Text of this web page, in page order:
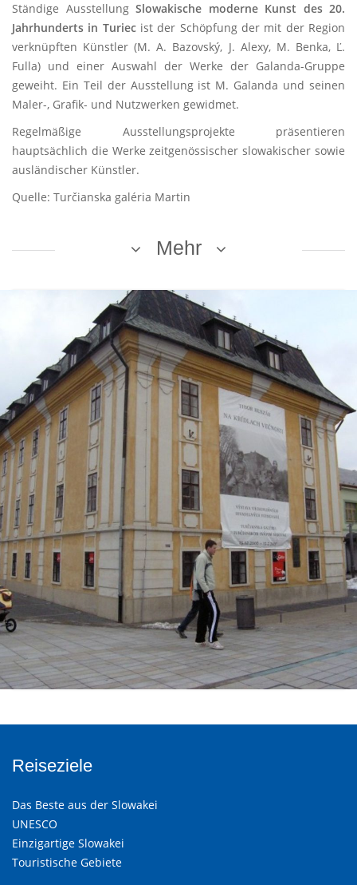
Ständige Ausstellung Slowakische moderne Kunst des 20.
Jahrhunderts in Turiec ist der Schöpfung der mit der Region
verknüpften Künstler (M. A. Bazovský, J. Alexy, M. Benka, Ľ.
Fulla) und einer Auswahl der Werke der Galanda-Gruppe
geweiht. Ein Teil der Ausstellung ist M. Galanda und seinen
Maler-, Grafik- und Nutzwerken gewidmet.
Regelmäßige Ausstellungsprojekte präsentieren
hauptsächlich die Werke zeitgenössischer slowakischer sowie
ausländischer Künstler.
Quelle: Turčianska galéria Martin
Mehr
Reiseziele
Das Beste aus der Slowakei
UNESCO
Einzigartige Slowakei
Touristische Gebiete